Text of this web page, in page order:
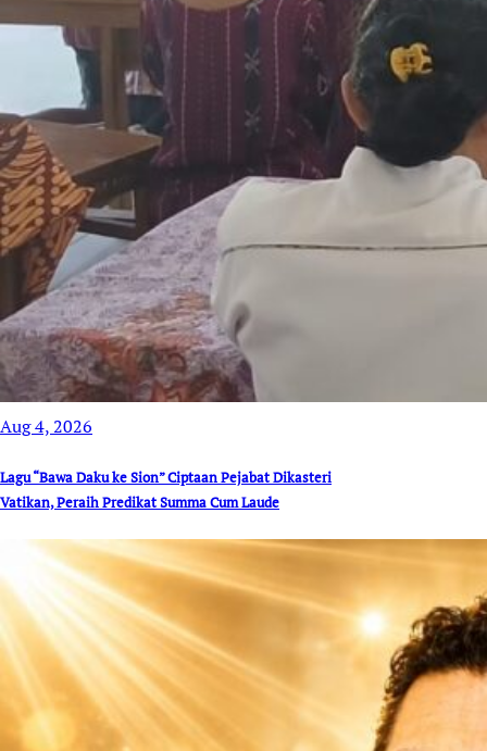
Aug 4, 2026
Lagu “Bawa Daku ke Sion” Ciptaan Pejabat Dikasteri
Vatikan, Peraih Predikat Summa Cum Laude